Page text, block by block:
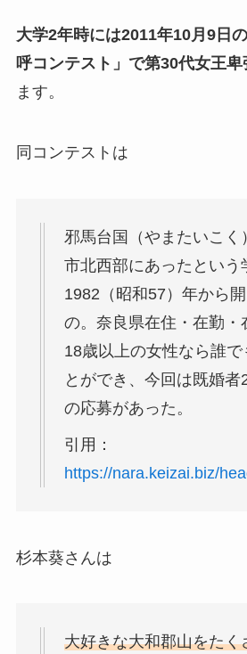
大学2年時には2011年10月9日
呼コンテスト」で第30代女王
ます。
同コンテストは
邪馬台国（やまたいこく
市北西部にあったという
1982（昭和57）年から
の。奈良県在住・在勤・
18歳以上の女性なら誰で
とができ、今回は既婚者
の応募があった。
引用：
https://nara.keizai.biz/
杉本葵さんは
大好きな大和郡山をたく